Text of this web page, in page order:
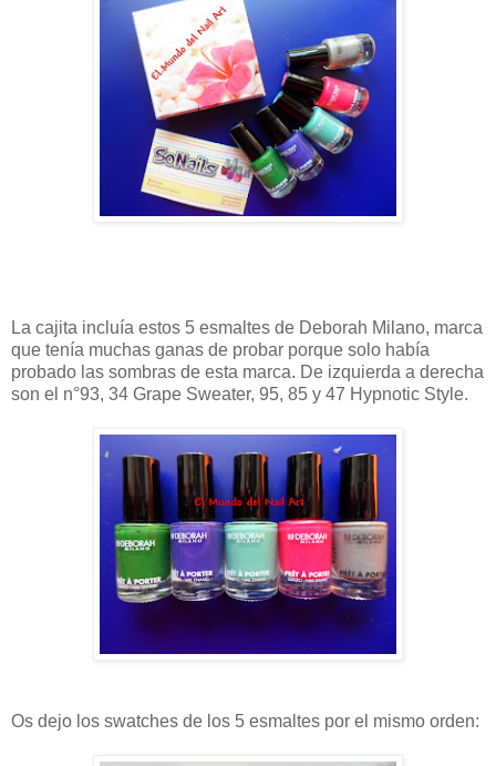
La cajita incluía estos 5 esmaltes de Deborah Milano, marca
que tenía muchas ganas de probar porque solo había
probado las sombras de esta marca. De izquierda a derecha
son el n°93, 34 Grape Sweater, 95, 85 y 47 Hypnotic Style.
Os dejo los swatches de los 5 esmaltes por el mismo orden: